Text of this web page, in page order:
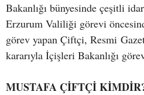
Bakanlığı bünyesinde çeşitli
Erzurum Valiliği görevi
görev yapan Çiftçi, Resmi
kararıyla İçişleri Bakanlığı
MUSTAFA ÇİFTÇİ